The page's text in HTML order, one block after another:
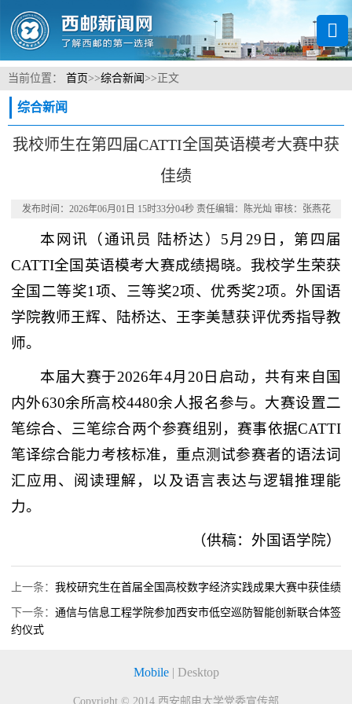
当前位置： 首页>>综合新闻 >> 正文
综合新闻
我校师生在第四届CATTI全国英语模考大赛中获
佳绩
发布时间：2026年06月01日 15时33分04秒 责任编辑：陈光灿 审核：张燕花
本网讯 （通讯员 陆桥达） 5月29日，第四届
CATTI全国英语模考大赛成绩揭晓。我校学生荣获
全国二等奖1项、三等奖2项、优秀奖2项。外国语
学院教师王辉、陆桥达、王李美慧获评优秀指导教
师。
本届大赛于2026年4月20日启动，共有来自国
内外630余所高校4480余人报名参与。大赛设置二
笔综合、三笔综合两个参赛组别，赛事依据CATTI
笔译综合能力考核标准，重点测试参赛者的语法词
汇应用、阅读理解，以及语言表达与逻辑推理能
力。
（供稿：外国语学院）
上一条： 我校研究生在首届全国高校数字经济实践成果大赛中获佳绩
下一条： 通信与信息工程学院参加西安市低空巡防智能创新联合体签
约仪式
Mobile | Desktop
Copyright © 2014 西安邮电大学党委宣传部